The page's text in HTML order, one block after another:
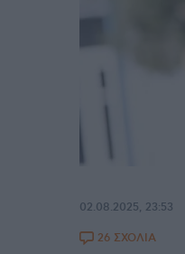
02.08.2025, 23:53
26 ΣΧΟΛΙΑ